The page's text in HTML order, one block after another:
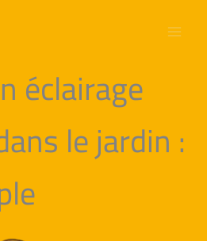
éclairage
le jardin :